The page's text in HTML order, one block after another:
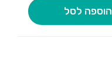
הוספה לסל